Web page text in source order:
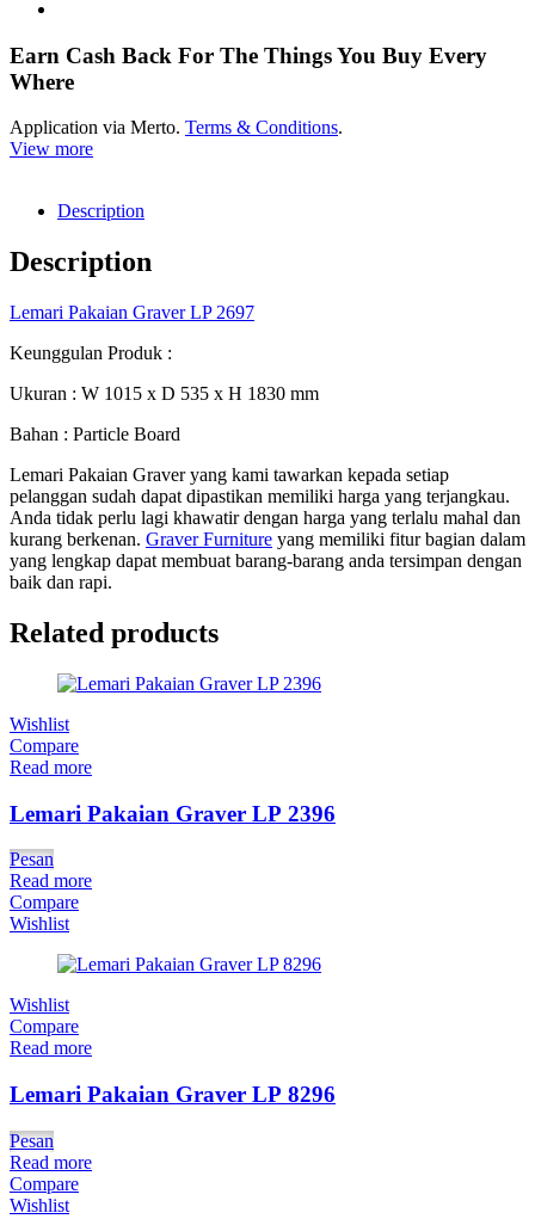
Earn Cash Back For The Things You Buy Every
Where
Application via Merto. Terms & Conditions.
View more
Description
Description
Lemari Pakaian Graver LP 2697
Keunggulan Produk :
Ukuran : W 1015 x D 535 x H 1830 mm
Bahan : Particle Board
Lemari Pakaian Graver yang kami tawarkan kepada setiap
pelanggan sudah dapat dipastikan memiliki harga yang terjangkau.
Anda tidak perlu lagi khawatir dengan harga yang terlalu mahal dan
kurang berkenan. Graver Furniture yang memiliki fitur bagian dalam
yang lengkap dapat membuat barang-barang anda tersimpan dengan
baik dan rapi.
Related products
Wishlist
Compare
Read more
Lemari Pakaian Graver LP 2396
Pesan
Read more
Compare
Wishlist
Wishlist
Compare
Read more
Lemari Pakaian Graver LP 8296
Pesan
Read more
Compare
Wishlist